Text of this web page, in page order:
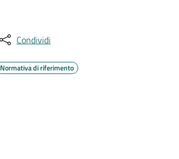
Condividi
Normativa di riferimento